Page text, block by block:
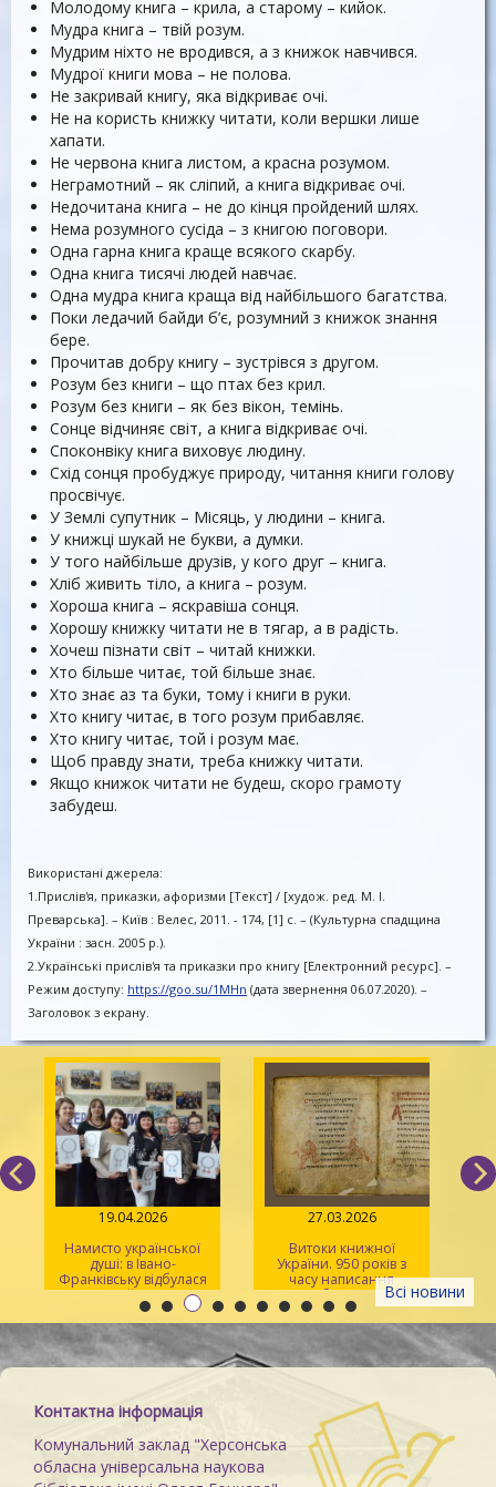
Молодому книга – крила, а старому – кийок.
Мудра книга – твій розум.
Мудрим ніхто не вродився, а з книжок навчився.
Мудрої книги мова – не полова.
Не закривай книгу, яка відкриває очі.
Не на користь книжку читати, коли вершки лише
хапати.
Не червона книга листом, а красна розумом.
Неграмотний – як сліпий, а книга відкриває очі.
Недочитана книга – не до кінця пройдений шлях.
Нема розумного сусіда – з книгою поговори.
Одна гарна книга краще всякого скарбу.
Одна книга тисячі людей навчає.
Одна мудра книга краща від найбільшого багатства.
Поки ледачий байди б’є, розумний з книжок знання
бере.
Прочитав добру книгу – зустрівся з другом.
Розум без книги – що птах без крил.
Розум без книги – як без вікон, темінь.
Сонце відчиняє світ, а книга відкриває очі.
Споконвіку книга виховує людину.
Схід сонця пробуджує природу, читання книги голову
просвічує.
У Землі супутник – Місяць, у людини – книга.
У книжці шукай не букви, а думки.
У того найбільше друзів, у кого друг – книга.
Хліб живить тіло, а книга – розум.
Хороша книга – яскравіша сонця.
Хорошу книжку читати не в тягар, а в радість.
Хочеш пізнати світ – читай книжки.
Хто більше читає, той більше знає.
Хто знає аз та буки, тому і книги в руки.
Хто книгу читає, в того розум прибавляє.
Хто книгу читає, той і розум має.
Щоб правду знати, треба книжку читати.
Якщо книжок читати не будеш, скоро грамоту
забудеш.
Використані джерела:
1.Прислів'я, приказки, афоризми [Текст] / [худож. ред. М. І.
Преварська]. – Київ : Велес, 2011. - 174, [1] с. – (Культурна спадщина
України : засн. 2005 р.).
2.Українські прислів'я та приказки про книгу [Електронний ресурс]. –
Режим доступу: https://goo.su/1MHn (дата звернення 06.07.2020). –
Заголовок з екрану.
Всі новини
19.04.2026
Намисто української
душі: в Івано-
Франківську відбулася
творча майстерка для
херсонців
27.03.2026
Витоки книжної
України. 950 років з
часу написання
«Ізборника
Святослава» 1076 року
Контактна інформація
Комунальний заклад "Херсонська
обласна універсальна наукова